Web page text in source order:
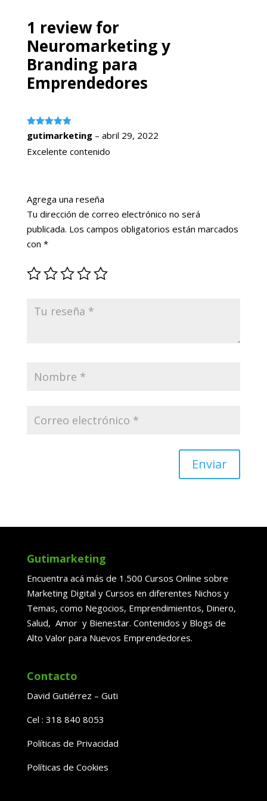
1 review for
Neuromarketing y
Branding para
Emprendedores
Valorado
con5de 5
gutimarketing – abril 29, 2022
Excelente contenido
Agrega una reseña
Tu dirección de correo electrónico no será
publicada. Los campos obligatorios están marcados
con *
Enviar
Gutimarketing
Encuentra acá más de 1.500 Cursos Online sobre
Marketing Digital y Cursos en diferentes Nichos y
Temas, como Negocios, Emprendimientos, Dinero,
Salud, Amor y Bienestar. Contenidos y Blogs de
Alto Valor para Nuevos Emprendedores.
Contacto
David Gutiérrez – Guti
Cel : 318 840 8053
Políticas de Privacidad
Políticas de Cookies